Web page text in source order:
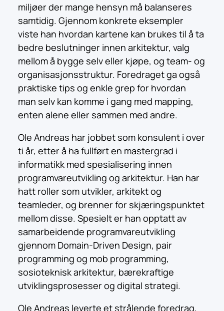
miljøer der mange hensyn må balanseres
samtidig. Gjennom konkrete eksempler
viste han hvordan kartene kan brukes til å ta
bedre beslutninger innen arkitektur, valg
mellom å bygge selv eller kjøpe, og team- og
organisasjonsstruktur. Foredraget ga også
praktiske tips og enkle grep for hvordan
man selv kan komme i gang med mapping,
enten alene eller sammen med andre.
Ole Andreas har jobbet som konsulent i over
ti år, etter å ha fullført en mastergrad i
informatikk med spesialisering innen
programvareutvikling og arkitektur. Han har
hatt roller som utvikler, arkitekt og
teamleder, og brenner for skjæringspunktet
mellom disse. Spesielt er han opptatt av
samarbeidende programvareutvikling
gjennom Domain-Driven Design, pair
programming og mob programming,
sosioteknisk arkitektur, bærekraftige
utviklingsprosesser og digital strategi.
Ole Andreas leverte et strålende foredrag,